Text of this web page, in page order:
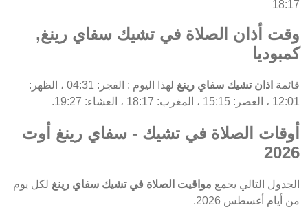
18:17
وقت أذان الصلاة في تشيك سفاي رينغ,
كمبوديا
قائمة اذان تشيك سفاي رينغ
لهذا اليوم : الفجر: 04:31 ، الظهر:
12:01 ، العصر: 15:15 ، المغرب: 18:17 ، العشاء: 19:27.
أوقات الصلاة في تشيك - سفاي رينغ أوت
2026
الجدول التالي يجمع مواقيت الصلاة في تشيك سفاي رينغ لكل يوم
من أيام أغسطس 2026.